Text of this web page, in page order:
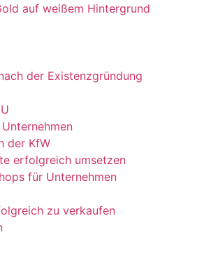
der Existenzgründung
der KfW
erfolgreich umsetzen
für Unternehmen
zu verkaufen